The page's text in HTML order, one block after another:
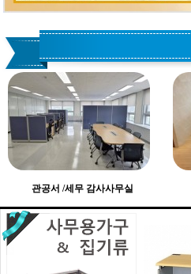
관공서 /세무 감사사무실